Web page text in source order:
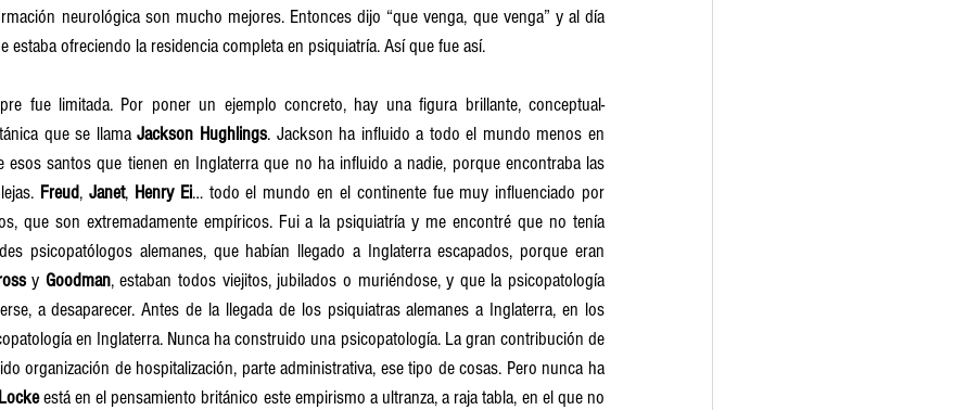
neurológica son mucho mejores. Entonces dijo “que venga, que venga” y al día
estaba ofreciendo la residencia completa en psiquiatría. Así que fue así.
fue limitada. Por poner un ejemplo concreto, hay una figura brillante, conceptual-
que se llama Jackson Hughlings. Jackson ha influido a todo el mundo menos en
esos santos que tienen en Inglaterra que no ha influido a nadie, porque encontraba las
Freud, Janet, Henry Ei… todo el mundo en el continente fue muy influenciado por
que son extremadamente empíricos. Fui a la psiquiatría y me encontré que no tenía
psicopatólogos alemanes, que habían llegado a Inglaterra escapados, porque eran
y Goodman, estaban todos viejitos, jubilados o muriéndose, y que la psicopatología
a desaparecer. Antes de la llegada de los psiquiatras alemanes a Inglaterra, en los
en Inglaterra. Nunca ha construido una psicopatología. La gran contribución de
organización de hospitalización, parte administrativa, ese tipo de cosas. Pero nunca ha
está en el pensamiento británico este empirismo a ultranza, a raja tabla, en el que no